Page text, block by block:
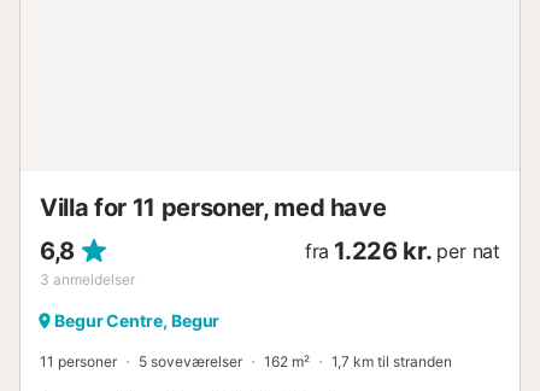
Villa for 11 personer, med have
6,8
3 anmeldelser
fra 1.226 kr. per nat
Begur Centre, Begur
11 personer 5 soveværelser 162 m² 1,7 km til stranden